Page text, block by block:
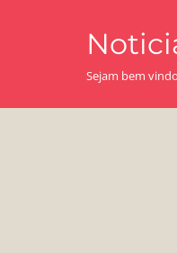
Sejam bem